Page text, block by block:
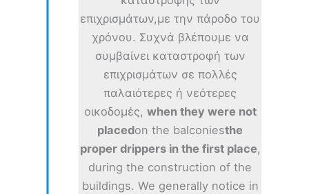
επιχρισμάτων,με την πάροδο του
χρόνου. Συχνά βλέπουμε να
συμβαίνει καταστροφή των
επιχρισμάτων σε πολλές
παλαιότερες ή νεότερες
οικοδομές, when they were not
placedon the balconiesthe
proper drippers in the first place,
during the construction of the
buildings. We generally notice in